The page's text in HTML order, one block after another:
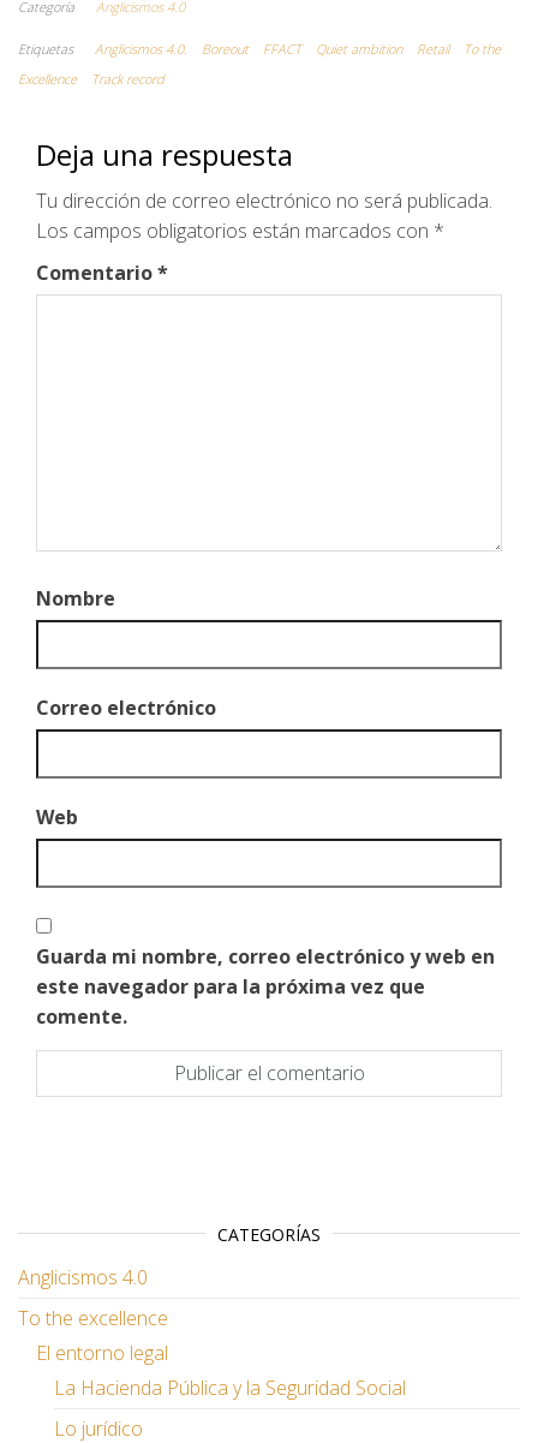
Categoría Anglicismos 4.0
Etiquetas Anglicismos 4.0. Boreout FFACT Quiet ambition Retail
To the
Excellence
Track record
Deja una respuesta
Tu dirección de correo electrónico no será publicada.
Los campos obligatorios están marcados con *
Comentario*
Nombre
Correo electrónico
Web
Guarda mi nombre, correo electrónico y web en
este navegador para la próxima vez que
comente.
CATEGORÍAS
Anglicismos 4.0
To the excellence
El entorno legal
La Hacienda Pública y la Seguridad Social
Lo jurídico